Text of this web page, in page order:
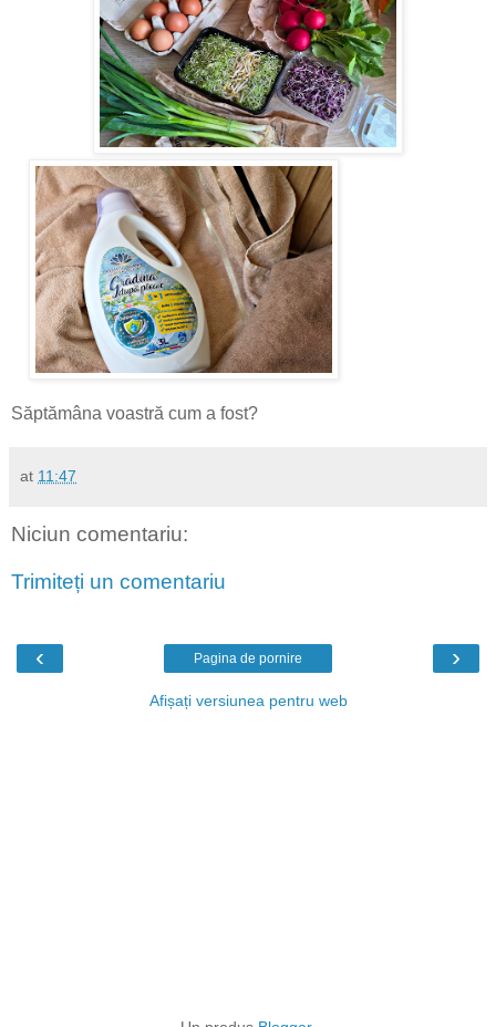
Săptămâna voastră cum a fost?
at 11:47
Niciun comentariu:
Trimiteți un comentariu
‹ ›
Pagina de pornire
Afișați versiunea pentru web